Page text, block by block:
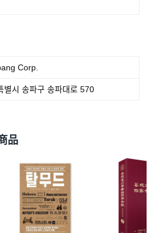
Corp.
별시 송파구 송파대로 570
品